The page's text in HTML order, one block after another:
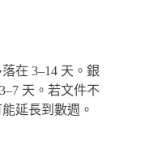
在 3–14 天。銀
天。若文件不
延長到數週。